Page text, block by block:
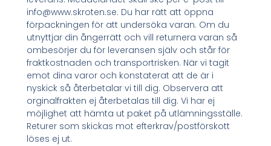
info@www.skroten.se. Du har rätt att öppna
förpackningen för att undersöka varan. Om du
utnyttjar din ångerrätt och vill returnera varan så
ombesörjer du för leveransen själv och står för
fraktkostnaden och transportrisken. När vi tagit
emot dina varor och konstaterat att de är i
nyskick så återbetalar vi till dig. Observera att
orginalfrakten ej återbetalas till dig. Vi har ej
möjlighet att hämta ut paket på utlämningsställe.
Returer som skickas mot efterkrav/postförskott
löses ej ut.